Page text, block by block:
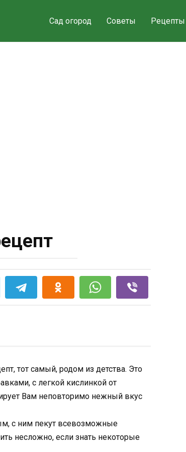
Сад огород Советы Рецепты
тот самый, родом из детства. Это
с легкой кислинкой от
Вам неповторимо нежный вкус
с ним пекут всевозможные
несложно, если знать некоторые